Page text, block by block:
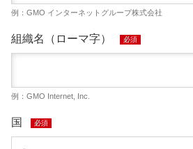
例：GMO インターネットグループ株式会社
組織名（ローマ字） 必須
例：GMO Internet, Inc.
国 必須